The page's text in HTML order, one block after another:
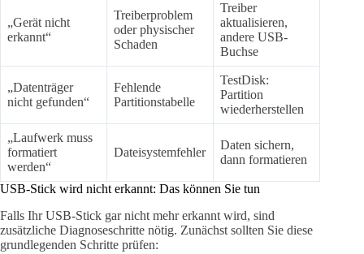
„Gerät nicht
erkannt“
Treiberproblem
oder physischer
Schaden
Treiber
aktualisieren,
andere USB-
Buchse
„Datenträger
nicht gefunden“
Fehlende
Partitionstabelle
TestDisk:
Partition
wiederherstellen
„Laufwerk muss
formatiert
werden“
Dateisystemfehler
Daten sichern,
dann formatieren
USB-Stick wird nicht erkannt: Das können Sie tun
Falls Ihr USB-Stick gar nicht mehr erkannt wird, sind
zusätzliche Diagnoseschritte nötig. Zunächst sollten Sie diese
grundlegenden Schritte prüfen: